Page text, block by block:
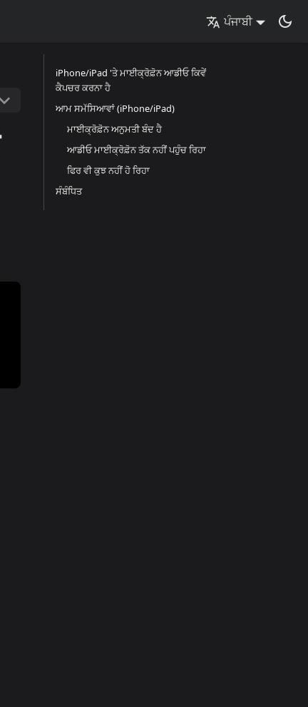
ਪੰਜਾਬੀ
iPhone/iPad 'ਤੇ ਮਾਈਕ੍ਰੋਫ਼ੋਨ ਆਡੀਓ ਕਿਵੇਂ
ਕੈਪਚਰ ਕਰਨਾ ਹੈ
ਆਮ ਸਮੱਸਿਆਵਾਂ (iPhone/iPad)
ਮਾਈਕ੍ਰੋਫ਼ੋਨ ਅਨੁਮਤੀ ਬੰਦ ਹੈ
ਆਡੀਓ ਮਾਈਕ੍ਰੋਫ਼ੋਨ ਤੱਕ ਨਹੀਂ ਪਹੁੰਚ ਰਿਹਾ
ਫਿਰ ਵੀ ਕੁਝ ਨਹੀਂ ਹੋ ਰਿਹਾ
ਸੰਬੰਧਿਤ